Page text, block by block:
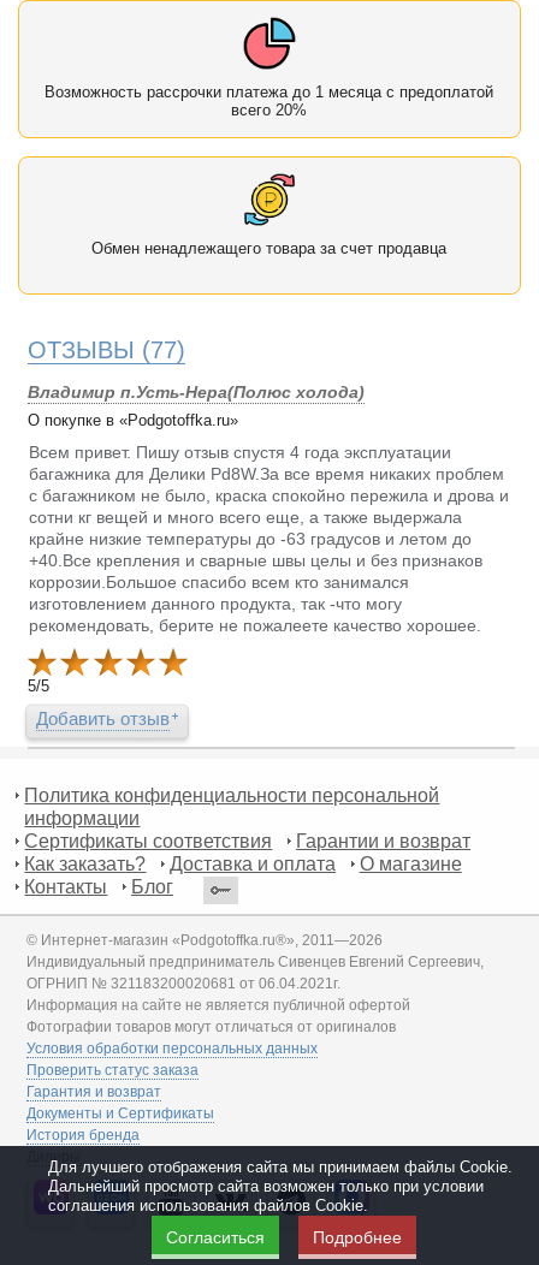
Возможность рассрочки платежа до 1 месяца с предоплатой
всего 20%
Обмен ненадлежащего товара за счет продавца
ОТЗЫВЫ (77)
Владимир п.Усть-Нера(Полюс холода)
О покупке в «Podgotoffka.ru»
Всем привет. Пишу отзыв спустя 4 года эксплуатации
багажника для Делики Pd8W.За все время никаких проблем
с багажником не было, краска спокойно пережила и дрова и
сотни кг вещей и много всего еще, а также выдержала
крайне низкие температуры до -63 градусов и летом до
+40.Все крепления и сварные швы целы и без признаков
коррозии.Большое спасибо всем кто занимался
изготовлением данного продукта, так -что могу
рекомендовать, берите не пожалеете качество хорошее.
5/5
Добавить отзыв
Политика конфиденциальности персональной
информации
Сертификаты соответствия
Гарантии и возврат
Как заказать?
Доставка и оплата
О магазине
Контакты
Блог
© Интернет-магазин «Podgotoffka.ru®», 2011—2026
Индивидуальный предприниматель Сивенцев Евгений Сергеевич,
ОГРНИП № 321183200020681 от 06.04.2021г.
Информация на сайте не является публичной офертой
Фотографии товаров могут отличаться от оригиналов
Условия обработки персональных данных
Проверить статус заказа
Гарантия и возврат
Документы и Сертификаты
История бренда
Для лучшего отображения сайта мы принимаем файлы Cookie.
Дальнейший просмотр сайта возможен только при условии
соглашения использования файлов Cookie.
Согласиться Подробнее